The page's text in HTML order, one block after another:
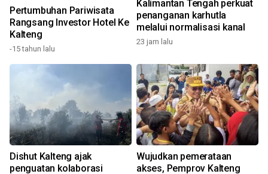
Pertumbuhan Pariwisata
Rangsang Investor Hotel Ke
Kalteng
-15 tahun lalu
Kalimantan Tengah perkuat
penanganan karhutla
melalui normalisasi kanal
23 jam lalu
Dishut Kalteng ajak
penguatan kolaborasi
Wujudkan pemerataan
akses, Pemprov Kalteng